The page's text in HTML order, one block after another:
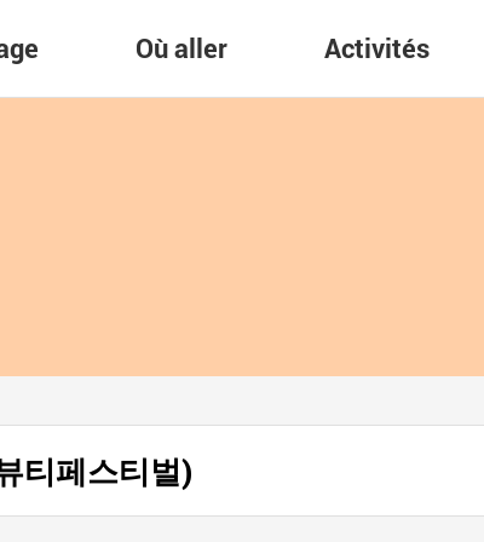
Où aller Activités
티페스티벌)